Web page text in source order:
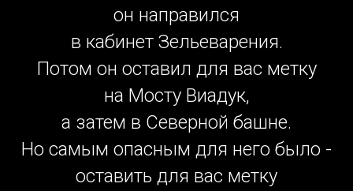
он направился
в кабинет Зельеварения.
Потом он оставил для вас метку
на Мосту Виадук,
а затем в Северной башне.
Но самым опасным для него было -
оставить для вас метку